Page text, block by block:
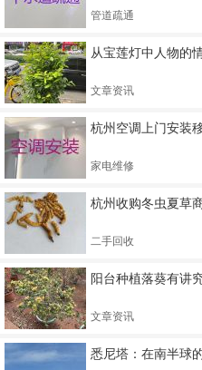
管道疏通
从宝莲灯中人物的
文章资讯
杭州空调上门安装
家电维修
杭州收购冬虫夏草
二手回收
阳台种植落葵有讲
文章资讯
悉尼塔：在南半球